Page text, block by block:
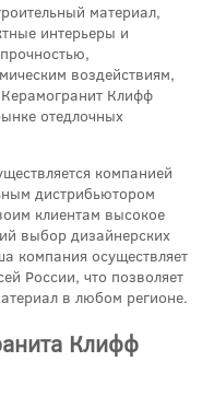
материал,
интерьеры и
воздействиям,
Клифф
отедлочных
компанией
дистрибьютором
клиентам высокое
выбор дизайнерских
компания осуществляет
России, что позволяет
в любом регионе.
Клифф